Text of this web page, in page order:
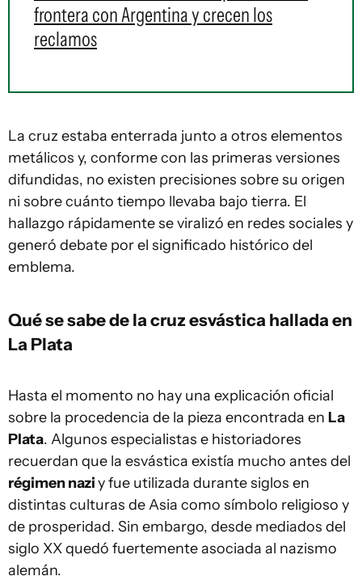
frontera con Argentina y crecen los
reclamos
La cruz estaba enterrada junto a otros elementos
metálicos y, conforme con las primeras versiones
difundidas, no existen precisiones sobre su origen
ni sobre cuánto tiempo llevaba bajo tierra. El
hallazgo rápidamente se viralizó en redes sociales y
generó debate por el significado histórico del
emblema.
Qué se sabe de la cruz esvástica hallada en
La Plata
Hasta el momento no hay una explicación oficial
sobre la procedencia de la pieza encontrada en La
Plata. Algunos especialistas e historiadores
recuerdan que la esvástica existía mucho antes del
régimen naziy fue utilizada durante siglos en
distintas culturas de Asia como símbolo religioso y
de prosperidad. Sin embargo, desde mediados del
siglo XX quedó fuertemente asociada al nazismo
alemán.